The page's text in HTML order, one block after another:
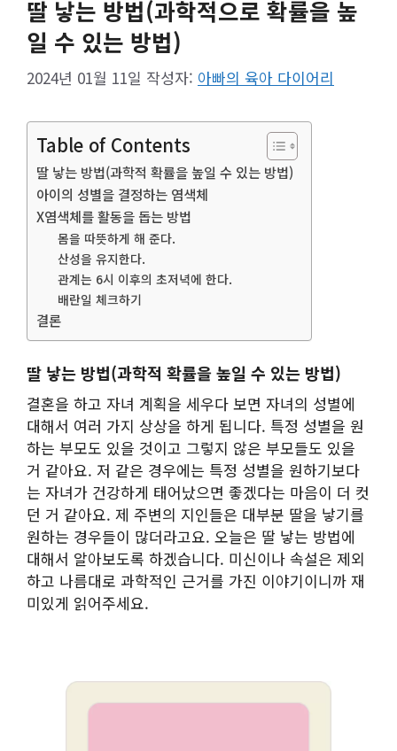
딸 낳는 방법(과학적으로 확률을 높
일 수 있는 방법)
2024년 01월 11일 작성자: 아빠의 육아 다이어리
Table of Contents
딸 낳는 방법(과학적 확률을 높일 수 있는 방법)
아이의 성별을 결정하는 염색체
X염색체를 활동을 돕는 방법
몸을 따뜻하게 해 준다.
산성을 유지한다.
관계는 6시 이후의 초저녁에 한다.
배란일 체크하기
결론
딸 낳는 방법(과학적 확률을 높일 수 있는 방법)
결혼을 하고 자녀 계획을 세우다 보면 자녀의 성별에
대해서 여러 가지 상상을 하게 됩니다. 특정 성별을 원
하는 부모도 있을 것이고 그렇지 않은 부모들도 있을
거 같아요. 저 같은 경우에는 특정 성별을 원하기보다
는 자녀가 건강하게 태어났으면 좋겠다는 마음이 더 컷
던 거 같아요. 제 주변의 지인들은 대부분 딸을 낳기를
원하는 경우들이 많더라고요. 오늘은 딸 낳는 방법에
대해서 알아보도록 하겠습니다. 미신이나 속설은 제외
하고 나름대로 과학적인 근거를 가진 이야기이니까 재
미있게 읽어주세요.